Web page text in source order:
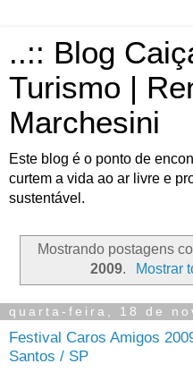
..:: Blog
Turismo |
Marchesini
Este blog é o ponto de
curtem a vida ao ar livre e
sustentável.
Mostrando postagens
2009. Mostrar
quarta-feira, 18 de
Festival Caros Amigos
Santos / SP